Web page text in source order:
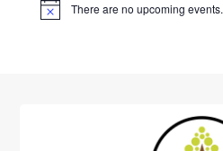
There are no upcoming events.